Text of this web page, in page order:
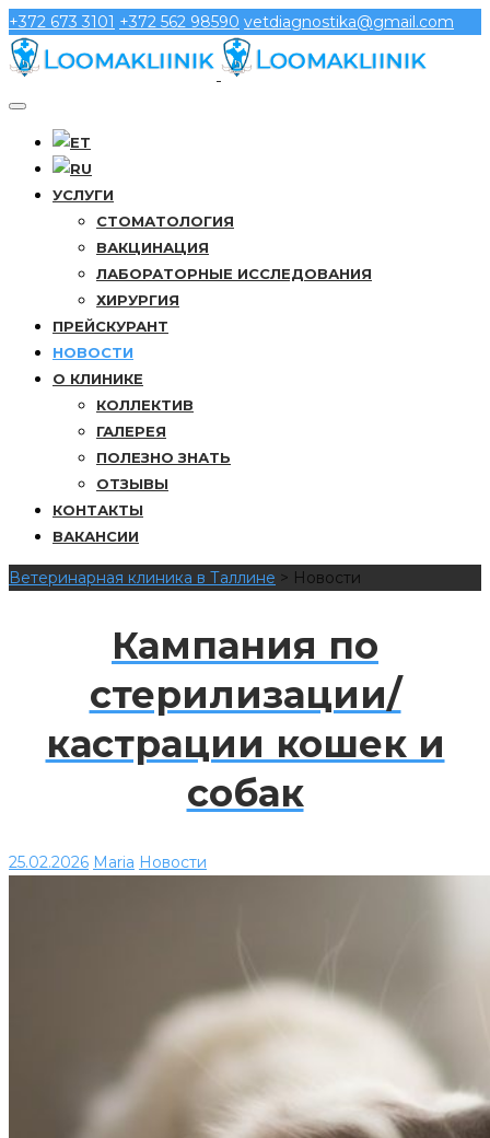
+372 673 3101 +372 562 98590 vetdiagnostika@gmail.com
УСЛУГИ
СТОМАТОЛОГИЯ
ВАКЦИНАЦИЯ
ЛАБОРАТОРНЫЕ ИССЛЕДОВАНИЯ
ХИРУРГИЯ
ПРЕЙСКУРАНТ
НОВОСТИ
О КЛИНИКЕ
КОЛЛЕКТИВ
ГАЛЕРЕЯ
ПОЛЕЗНО ЗНАТЬ
ОТЗЫВЫ
КОНТАКТЫ
ВАКАНСИИ
Ветеринарная клиника в Таллине > Новости
Кампания по
стерилизации/
кастрации кошек и
собак
25.02.2026 Maria Новости